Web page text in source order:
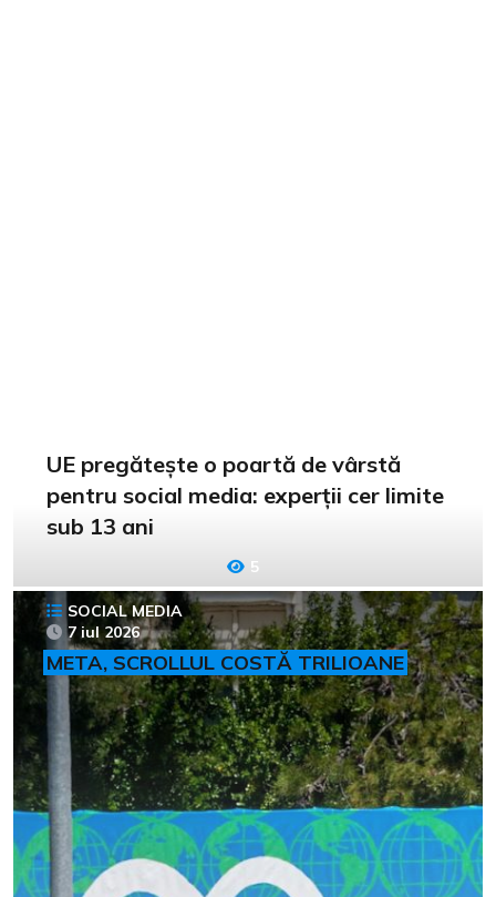
UE pregătește o poartă de vârstă
pentru social media: experții cer limite
sub 13 ani
5
SOCIAL MEDIA
7 iul 2026
META, SCROLLUL COSTĂ TRILIOANE